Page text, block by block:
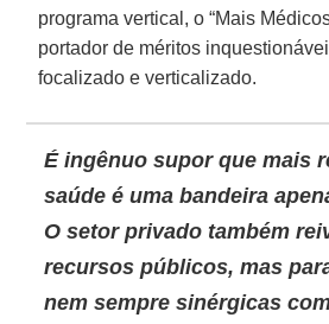
programa vertical, o “Mais
portador de méritos
focalizado e verticalizado.
É ingênuo supor que mais
saúde é uma bandeira
O setor privado também
recursos públicos, mas
nem sempre sinérgicas